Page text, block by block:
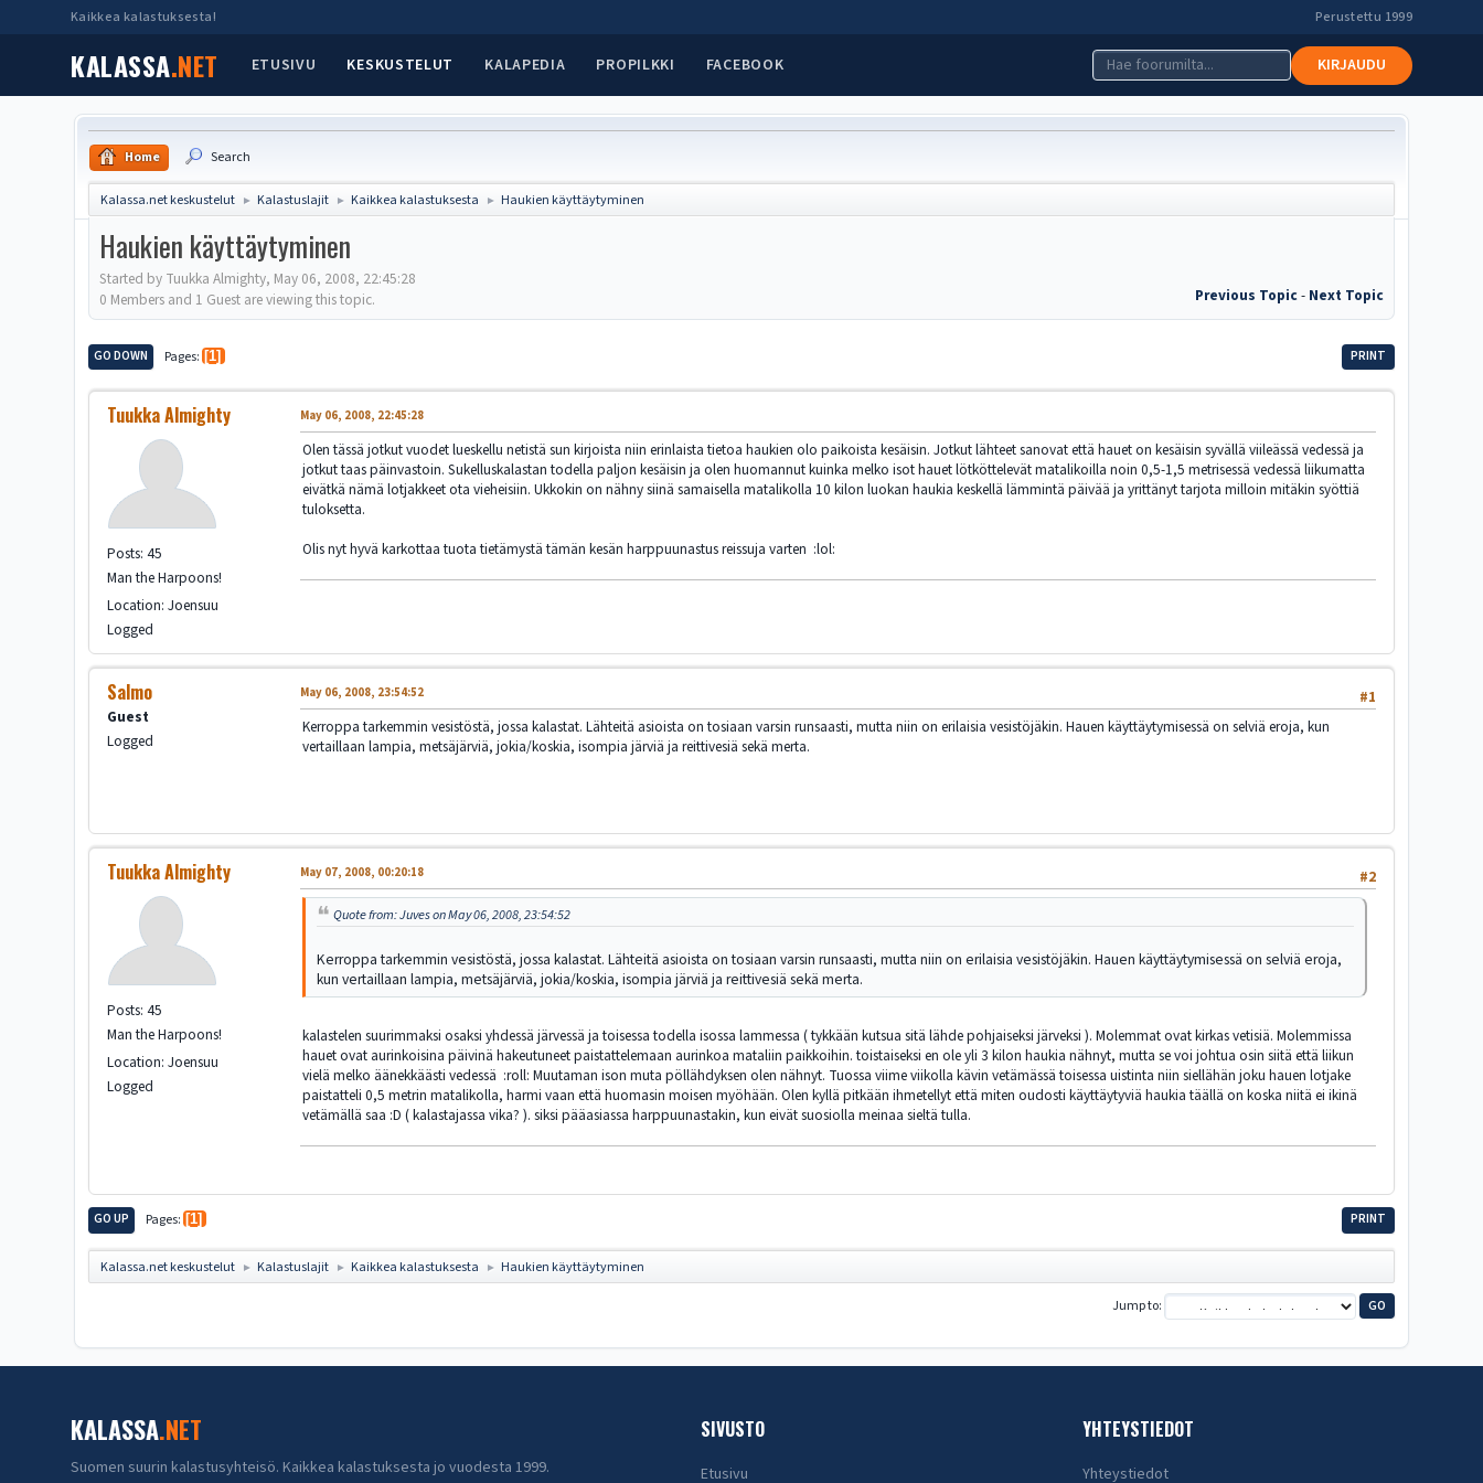
Kaikkea kalastuksesta! Perustettu 1999
KALASSA.NET ETUSIVU KESKUSTELUT KALAPEDIA PROPILKKI FACEBOOK KIRJAUDU
Home Search
Kalassa.net keskustelut ► Kalastuslajit ► Kaikkea kalastuksesta ► Haukien käyttäytyminen
Haukien käyttäytyminen
Started by Tuukka Almighty, May 06, 2008, 22:45:28
Previous Topic- Next Topic
0 Members and 1 Guest are viewing this topic.
PRINT
GO DOWN Pages 1
Tuukka Almighty
Posts: 45
Man the Harpoons!
Location: Joensuu
Logged
May 06, 2008, 22:45:28
Olen tässä jotkut vuodet lueskellu netistä sun kirjoista niin erinlaista tietoa haukien olo paikoista kesäisin. Jotkut lähteet sanovat että hauet on kesäisin syvällä viileässä vedessä ja
jotkut taas päinvastoin. Sukelluskalastan todella paljon kesäisin ja olen huomannut kuinka melko isot hauet lötköttelevät matalikoilla noin 0,5-1,5 metrisessä vedessä liikumatta
eivätkä nämä lotjakkeet ota vieheisiin. Ukkokin on nähny siinä samaisella matalikolla 10 kilon luokan haukia keskellä lämmintä päivää ja yrittänyt tarjota milloin mitäkin syöttiä
tuloksetta.
Olis nyt hyvä karkottaa tuota tietämystä tämän kesän harppuunastus reissuja varten :lol:
Salmo
Guest
Logged
#1
May 06, 2008, 23:54:52
Kerroppa tarkemmin vesistöstä, jossa kalastat. Lähteitä asioista on tosiaan varsin runsaasti, mutta niin on erilaisia vesistöjäkin. Hauen käyttäytymisessä on selviä eroja, kun
vertaillaan lampia, metsäjärviä, jokia/koskia, isompia järviä ja reittivesiä sekä merta.
Tuukka Almighty
Posts: 45
Man the Harpoons!
Location: Joensuu
Logged
#2
May 07, 2008, 00:20:18
Quote from: Juves on May 06, 2008, 23:54:52
Kerroppa tarkemmin vesistöstä, jossa kalastat. Lähteitä asioista on tosiaan varsin runsaasti, mutta niin on erilaisia vesistöjäkin. Hauen käyttäytymisessä on selviä eroja,
kun vertaillaan lampia, metsäjärviä, jokia/koskia, isompia järviä ja reittivesiä sekä merta.
kalastelen suurimmaksi osaksi yhdessä järvessä ja toisessa todella isossa lammessa ( tykkään kutsua sitä lähde pohjaiseksi järveksi ). Molemmat ovat kirkas vetisiä. Molemmissa
hauet ovat aurinkoisina päivinä hakeutuneet paistattelemaan aurinkoa mataliin paikkoihin. toistaiseksi en ole yli 3 kilon haukia nähnyt, mutta se voi johtua osin siitä että liikun
vielä melko äänekkäästi vedessä :roll: Muutaman ison muta pöllähdyksen olen nähnyt. Tuossa viime viikolla kävin vetämässä toisessa uistinta niin siellähän joku hauen lotjake
paistatteli 0,5 metrin matalikolla, harmi vaan että huomasin moisen myöhään. Olen kyllä pitkään ihmetellyt että miten oudosti käyttäytyviä haukia täällä on koska niitä ei ikinä
vetämällä saa :D ( kalastajassa vika? ). siksi pääasiassa harppuunastakin, kun eivät suosiolla meinaa sieltä tulla.
PRINT
GO UP Pages 1
Kalassa.net keskustelut ► Kalastuslajit ► Kaikkea kalastuksesta ► Haukien käyttäytyminen
Jump to
KALASSA.NET
Suomen suurin kalastusyhteisö. Kaikkea kalastuksesta jo vuodesta 1999.
SIVUSTO
Etusivu
YHTEYSTIEDOT
Yhteystiedot